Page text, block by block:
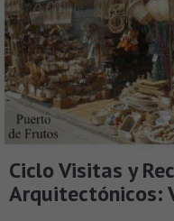
Ciclo Visitas y
Arquitectónicos: